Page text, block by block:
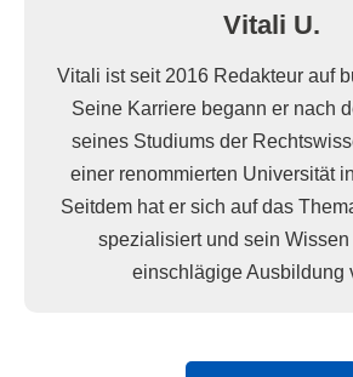
Vitali U.
Vitali ist seit 2016 Redakteur auf
Seine Karriere begann er nach
seines Studiums der
einer renommierten Universität
Seitdem hat er sich auf das
spezialisiert und sein
einschlägige Ausbildung